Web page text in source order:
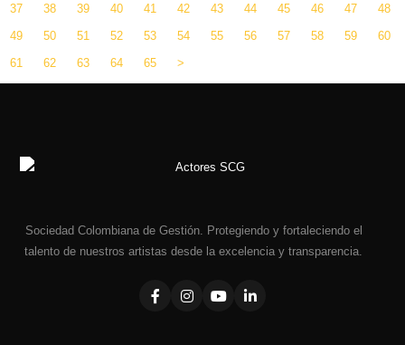
37
38 39 40 41 42 43 44 45 46 47
48
49
50 51 52 53 54 55 56 57 58 59
60
61
62 63 64 65 >
Sociedad Colombiana de Gestión. Protegiendo y fortaleciendo el
talento de nuestros artistas desde la excelencia y transparencia.